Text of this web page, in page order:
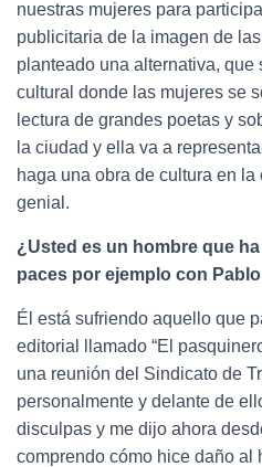
nuestras mujeres para
publicitaria de la imagen de
planteado una alternativa,
cultural donde las mujeres se
lectura de grandes poetas y
la ciudad y ella va a
haga una obra de cultura en
genial.
¿Usted es un hombre que
paces por ejemplo con
Él está sufriendo aquello que
editorial llamado “El
una reunión del Sindicato de
personalmente y delante de
disculpas y me dijo ahora
comprendo cómo hice daño al